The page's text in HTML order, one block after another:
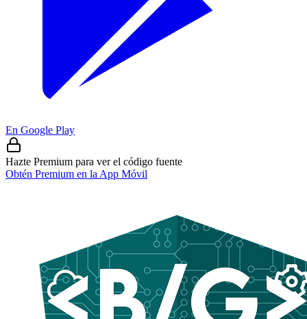
En Google Play
Hazte Premium para ver el código fuente
Obtén Premium en la App Móvil